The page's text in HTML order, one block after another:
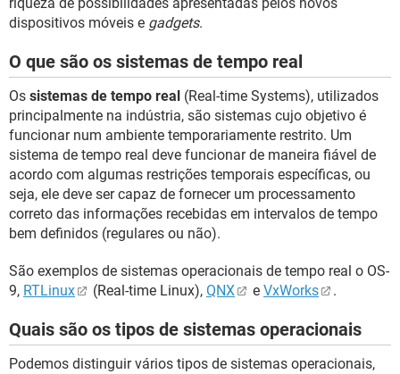
riqueza de possibilidades apresentadas pelos novos
dispositivos móveis e gadgets.
O que são os sistemas de tempo real
Os sistemas de tempo real (Real-time Systems), utilizados
principalmente na indústria, são sistemas cujo objetivo é
funcionar num ambiente temporariamente restrito. Um
sistema de tempo real deve funcionar de maneira fiável de
acordo com algumas restrições temporais específicas, ou
seja, ele deve ser capaz de fornecer um processamento
correto das informações recebidas em intervalos de tempo
bem definidos (regulares ou não).
São exemplos de sistemas operacionais de tempo real o OS-
9, RTLinux (Real-time Linux), QNX e VxWorks .
Quais são os tipos de sistemas operacionais
Podemos distinguir vários tipos de sistemas operacionais,